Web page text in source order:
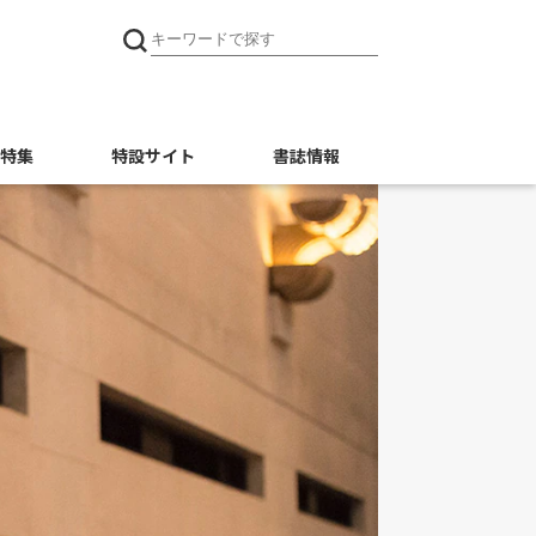
特集 特設サイト 書誌情報